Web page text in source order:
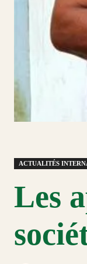
ACTUALITÉS
Les